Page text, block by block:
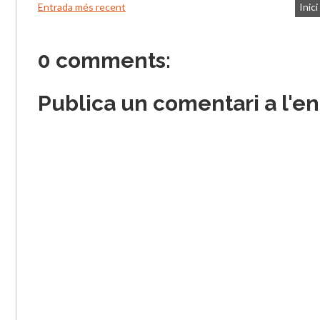
Entrada més recent Inici
0 comments:
Publica un comentari a